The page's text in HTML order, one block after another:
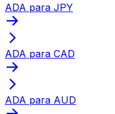
ADA para JPY
ADA para CAD
ADA para AUD